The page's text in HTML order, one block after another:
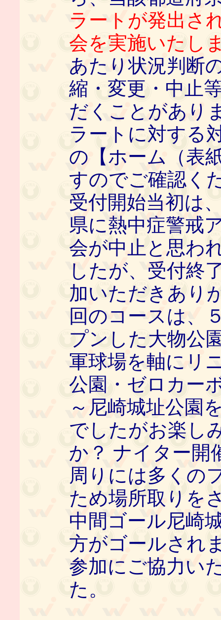
ラートが発出さ
会を実施いたし
あたり状況判断
縮・変更・中止
だくことがあり
ラートに対する
の【ホーム（表
すのでご確認く
受付開始当初は
県に熱中症警戒
会が中止と思わ
したが、受付終
加いただきあり
回のコースは、
プンした大物公
軍球場を軸にリ
公園・ゼロカー
～尼崎城址公園
でしたがお楽し
か？ ナイター開
周りには多くの
ため場所取りを
中間ゴール尼崎
方がゴールされ
参加にご協力い
た。